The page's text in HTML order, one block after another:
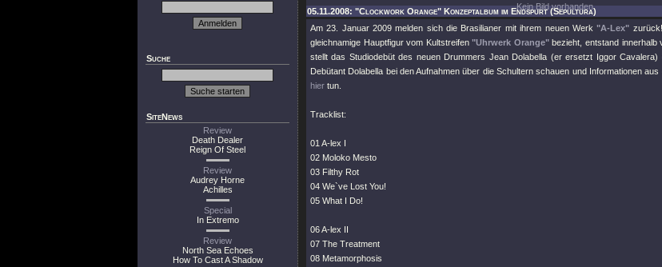
Suche
SiteNews
Review
Death Dealer
Reign Of Steel
Review
Audrey Horne
Achilles
Special
In Extremo
Review
North Sea Echoes
How To Cast A Shadow
Kein Bild vorhanden.
05.11.2008: "Clockwork Orange" Konzeptalbum im Endspurt (Sepultura)
Am 23. Januar 2009 melden sich die Brasilianer mit ihrem neuen Werk"A-Lex"
gleichnamige Hauptfigur vom Kultstreifen"Uhrwerk Orange"bezieht, entstand innerhalb
stellt das Studiodebüt des neuen Drummers Jean Dolabella (er ersetzt Iggor
Debütant Dolabella bei den Aufnahmen über die Schultern schauen und Informationen
hier tun.
Tracklist:
01 A-lex I
02 Moloko Mesto
03 Filthy Rot
04 We`ve Lost You!
05 What I Do!
06 A-lex II
07 The Treatment
08 Metamorphosis